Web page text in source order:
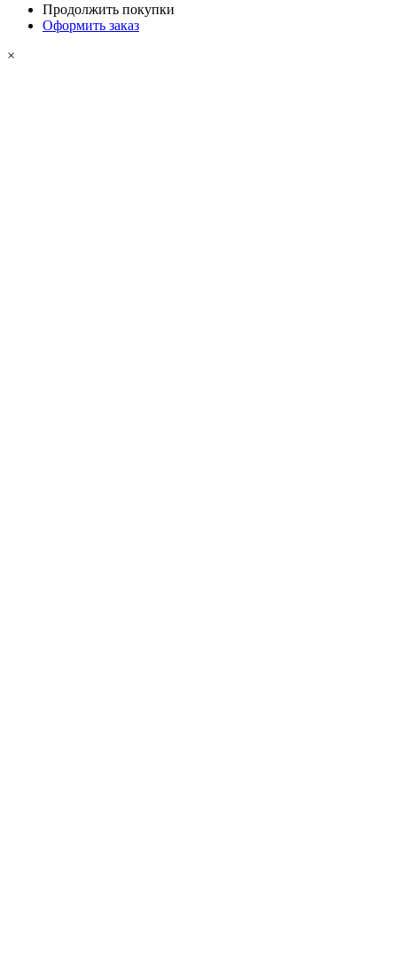
Продолжить покупки
Оформить заказ
×